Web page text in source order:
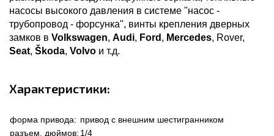
насосы высокого давления в системе "насос -
трубопровод - форсунка", винты крепления дверных
замков в Volkswagen, Audi, Ford , Mercedes, Rover,
Seat, Škoda, Volvo и т.д.
Характеристики:
форма привода: привод с внешним шестигранником
разъем, дюймов: 1/4